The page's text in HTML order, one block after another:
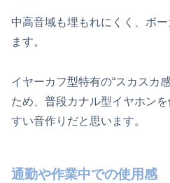
中高音域も埋もれにくく、ボ
ます。
イヤーカフ型特有の“スカスカ
ため、普段カナル型イヤホン
すい音作りだと思います。
通勤や作業中での使用感